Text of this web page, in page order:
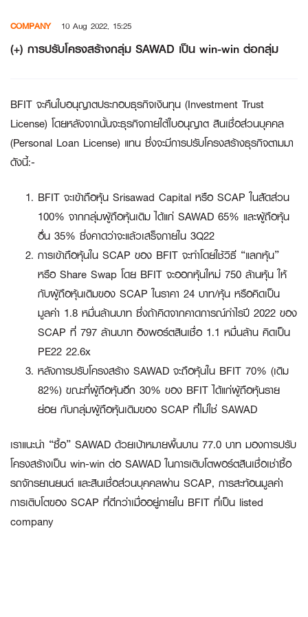
content
COMPANY 10 Aug 2022, 15:25
(+) การปรับโครงสร้างกลุ่ม SAWAD เป็น win-win ต่อกลุ่ม
BFIT จะคืนใบอนุญาตประกอบธุรกิจเงินทุน (Investment Trust
License) โดยหลังจากนั้นจะธุรกิจภายใต้ใบอนุญาต สินเชื่อส่วนบุคคล
(Personal Loan License) แทน ซึ่งจะมีการปรับโครงสร้างธุรกิจตามมา
ดังนี้:-
BFIT จะเข้าถือหุ้น Srisawad Capital หรือ SCAP ในสัดส่วน
100% จากกลุ่มผู้ถือหุ้นเดิม ได้แก่ SAWAD 65% และผู้ถือหุ้น
อื่น 35% ซึ่งคาดว่าจะแล้วเสร็จภายใน 3Q22
การเข้าถือหุ้นใน SCAP ของ BFIT จะทำโดยใช้วิธี “แลกหุ้น”
หรือ Share Swap โดย BFIT จะออกหุ้นใหม่ 750 ล้านหุ้น ให้
กับผู้ถือหุ้นเดิมของ SCAP ในราคา 24 บาท/หุ้น หรือคิดเป็น
มูลค่า 1.8 หมื่นล้านบาท ซึ่งถ้าคิดจากคาดการณ์กำไรปี 2022 ของ
SCAP ที่ 797 ล้านบาท อิงพอร์ตสินเชื่อ 1.1 หมื่นล้าน คิดเป็น
PE22 22.6x
หลังการปรับโครงสร้าง SAWAD จะถือหุ้นใน BFIT 70% (เดิม
82%) ขณะที่ผู้ถือหุ้นอีก 30% ของ BFIT ได้แก่ผู้ถือหุ้นราย
ย่อย กับกลุ่มผู้ถือหุ้นเดิมของ SCAP ที่ไม่ใช่ SAWAD
เราแนะนำ “ซื้อ” SAWAD ด้วยเป้าหมายพื้นบาน 77.0 บาท มองการปรับ
โครงสร้างเป็น win-win ต่อ SAWAD ในการเติบโตพอร์ตสินเชื่อเช่าซื้อ
รถจักรยานยนต์ และสินเชื่อส่วนบุคคลผ่าน SCAP, การสะท้อนมูลค่า
การเติบโตของ SCAP ที่ดีกว่าเมื่ออยู่ภายใน BFIT ที่เป็น listed
company